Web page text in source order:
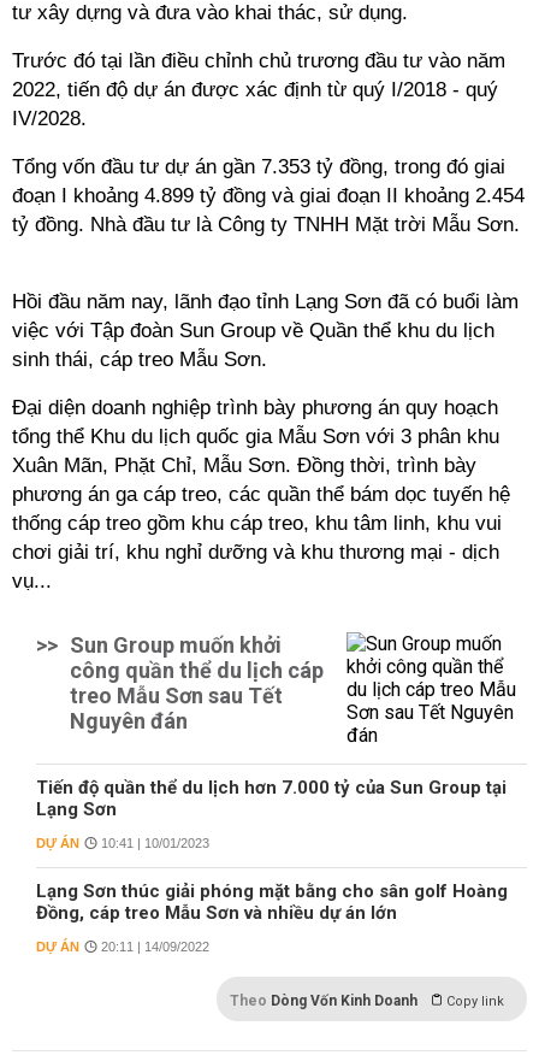
tư xây dựng và đưa vào khai thác, sử dụng.
Trước đó tại lần điều chỉnh chủ trương đầu tư vào năm
2022, tiến độ dự án được xác định từ quý I/2018 - quý
IV/2028.
Tổng vốn đầu tư dự án gần 7.353 tỷ đồng, trong đó giai
đoạn I khoảng 4.899 tỷ đồng và giai đoạn II khoảng 2.454
tỷ đồng. Nhà đầu tư là Công ty TNHH Mặt trời Mẫu Sơn.
Hồi đầu năm nay, lãnh đạo tỉnh Lạng Sơn đã có buổi làm
việc với Tập đoàn Sun Group về Quần thể khu du lịch
sinh thái, cáp treo Mẫu Sơn.
Đại diện doanh nghiệp trình bày phương án quy hoạch
tổng thể Khu du lịch quốc gia Mẫu Sơn với 3 phân khu
Xuân Mãn, Phặt Chỉ, Mẫu Sơn. Đồng thời, trình bày
phương án ga cáp treo, các quần thể bám dọc tuyến hệ
thống cáp treo gồm khu cáp treo, khu tâm linh, khu vui
chơi giải trí, khu nghỉ dưỡng và khu thương mại - dịch
vụ...
>> Sun Group muốn khởi
công quần thể du lịch cáp
treo Mẫu Sơn sau Tết
Nguyên đán
Tiến độ quần thể du lịch hơn 7.000 tỷ của Sun Group tại
Lạng Sơn
DỰ ÁN 10:41 | 10/01/2023
Lạng Sơn thúc giải phóng mặt bằng cho sân golf Hoàng
Đồng, cáp treo Mẫu Sơn và nhiều dự án lớn
DỰ ÁN 20:11 | 14/09/2022
Theo Dòng Vốn Kinh Doanh Copy link